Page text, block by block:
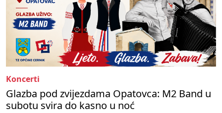
Koncerti
Glazba pod zvijezdama Opatovca: M2 Band u
subotu svira do kasno u noć